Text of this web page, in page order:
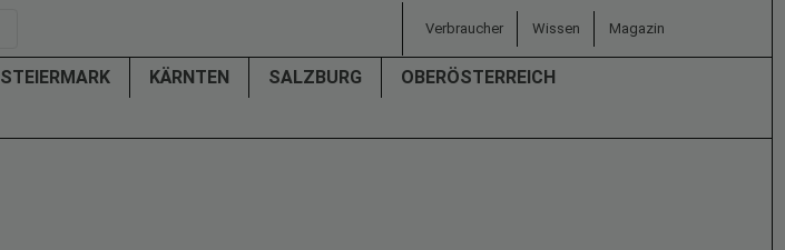
Verbraucher Wissen Magazin
STEIERMARK KÄRNTEN SALZBURG
OBERÖSTERREICH